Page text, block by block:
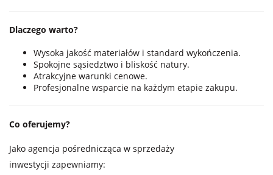
Dlaczego warto?
Wysoka jakość materiałów i standard wykończenia.
Spokojne sąsiedztwo i bliskość natury.
Atrakcyjne warunki cenowe.
Profesjonalne wsparcie na każdym etapie zakupu.
Co oferujemy?
Jako agencja pośrednicząca w sprzedaży
inwestycji zapewniamy: